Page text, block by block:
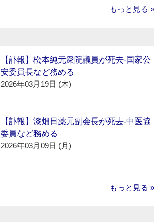
もっと見る »
【訃報】松本純元衆院議員が死去‐国家公
安委員長など務める
2026年03月19日 (木)
【訃報】漆畑日薬元副会長が死去‐中医協
委員など務める
2026年03月09日 (月)
もっと見る »